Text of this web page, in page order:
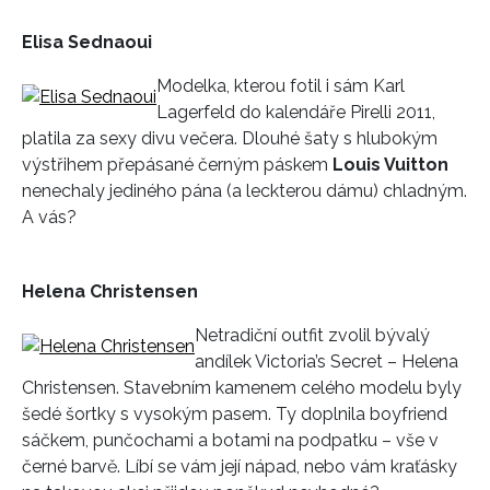
Elisa Sednaoui
Modelka, kterou fotil i sám Karl
Lagerfeld do kalendáře Pirelli 2011,
platila za sexy divu večera. Dlouhé šaty s hlubokým
výstřihem přepásané černým páskem Louis Vuitton
nenechaly jediného pána (a leckterou dámu) chladným.
A vás?
Helena Christensen
Netradiční outfit zvolil bývalý
andílek Victoria’s Secret – Helena
Christensen. Stavebním kamenem celého modelu byly
šedé šortky s vysokým pasem. Ty doplnila boyfriend
sáčkem, punčochami a botami na podpatku – vše v
černé barvě. Líbí se vám její nápad, nebo vám kraťásky